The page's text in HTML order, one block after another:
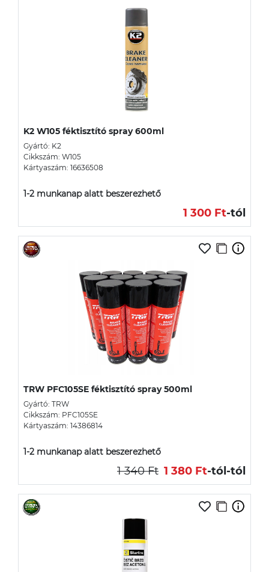
K2 W105 féktisztító spray 600ml
Gyártó: K2
Cikkszám: W105
Kártyaszám: 16636508
1-2 munkanap alatt beszerezhető
1 300 Ft-tól
TRW PFC105SE féktisztító spray 500ml
Gyártó: TRW
Cikkszám: PFC105SE
Kártyaszám: 14386814
1-2 munkanap alatt beszerezhető
1 340 Ft 1 380 Ft-tól-tól